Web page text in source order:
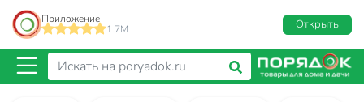
Приложение
1.7M
Открыть